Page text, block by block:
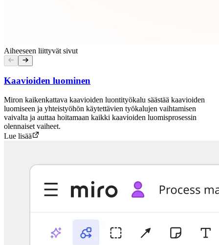
Aiheeseen liittyvät sivut
Kaavioiden luominen
Miron kaikenkattava kaavioiden luontityökalu säästää kaavioiden
luomiseen ja yhteistyöhön käytettävien työkalujen vaihtamisen
vaivalta ja auttaa hoitamaan kaikki kaavioiden luomisprosessin
olennaiset vaiheet.
Lue lisää